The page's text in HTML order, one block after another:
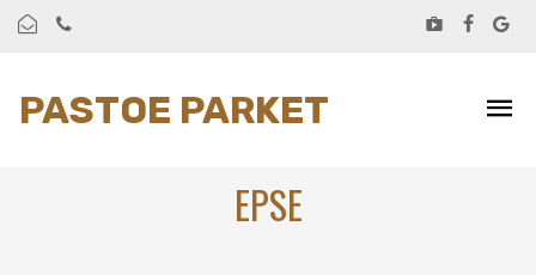
PASTOE PARKET
EPSE